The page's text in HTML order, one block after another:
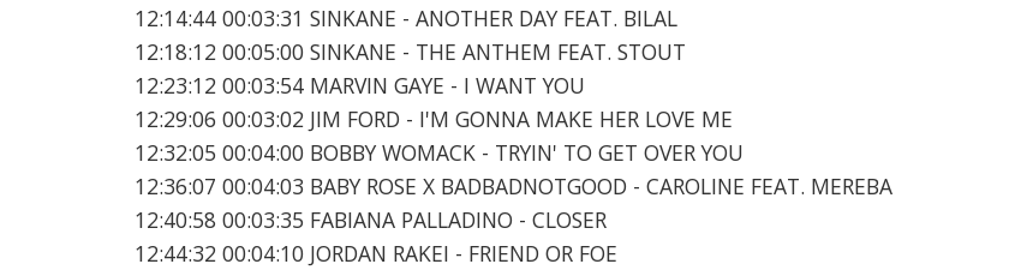
12:14:44 00:03:31 SINKANE - ANOTHER DAY FEAT. BILAL
12:18:12 00:05:00 SINKANE - THE ANTHEM FEAT. STOUT
12:23:12 00:03:54 MARVIN GAYE - I WANT YOU
12:29:06 00:03:02 JIM FORD - I'M GONNA MAKE HER LOVE ME
12:32:05 00:04:00 BOBBY WOMACK - TRYIN' TO GET OVER YOU
12:36:07 00:04:03 BABY ROSE X BADBADNOTGOOD - CAROLINE FEAT. MEREBA
12:40:58 00:03:35 FABIANA PALLADINO - CLOSER
12:44:32 00:04:10 JORDAN RAKEI - FRIEND OR FOE